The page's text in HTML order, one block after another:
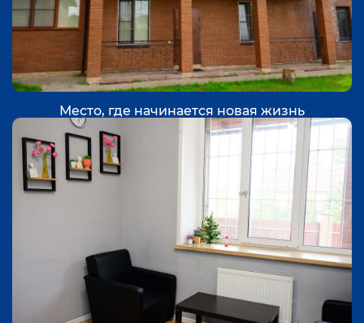
Место, где начинается новая жизнь